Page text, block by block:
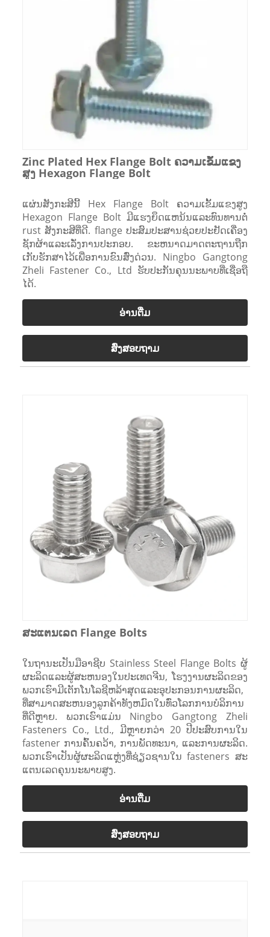
Zinc Plated Hex Flange Bolt ຄວາມເຂັ້ມແຂງ
ສູງ Hexagon Flange Bolt
ແຜ່ນສັງກະສີນີ້ Hex Flange Bolt ຄວາມເຂັ້ມແຂງສູງ
Hexagon Flange Bolt ມີແຮງຍຶດແຫນ້ນແລະທົນທານຕໍ່
rust ສັງກະສີທີ່ດີ. flange ປະສົມປະສານຊ່ວຍປະຢັດເຄື່ອງ
ຊັກຜ້າແລະເລັ່ງການປະກອບ. ຂະຫນາດມາດຕະຖານຖືກ
ເກັບຮັກສາໄວ້ເພື່ອການຂົນສົ່ງດ່ວນ. Ningbo Gangtong
Zheli Fastener Co., Ltd ຮັບປະກັນຄຸນນະພາບທີ່ເຊື່ອຖື
ໄດ້.
ອ່ານ​ຕື່ມ
ສົ່ງສອບຖາມ
ສະແຕນເລດ Flange Bolts
ໃນຖານະເປັນມືອາຊີບ Stainless Steel Flange Bolts ຜູ້
ຜະລິດແລະຜູ້ສະຫນອງໃນປະເທດຈີນ, ໂຮງງານຜະລິດຂອງ
ພວກເຮົາມີເຕັກໂນໂລຊີຫລ້າສຸດແລະອຸປະກອນການຜະລິດ,
ທີ່ສາມາດສະຫນອງລູກຄ້າທັງຫມົດໃນທົ່ວໂລກການບໍລິການ
ທີ່ດີຫຼາຍ. ພວກເຮົາແມ່ນ Ningbo Gangtong Zheli
Fasteners Co., Ltd., ມີຫຼາຍກວ່າ 20 ປີປະສົບການໃນ
fastener ການຄົ້ນຄວ້າ, ການພັດທະນາ, ແລະການຜະລິດ.
ພວກເຮົາເປັນຜູ້ຜະລິດແຫຼ່ງທີ່ຊ່ຽວຊານໃນ fasteners ສະ
ແຕນເລດຄຸນນະພາບສູງ.
ອ່ານ​ຕື່ມ
ສົ່ງສອບຖາມ